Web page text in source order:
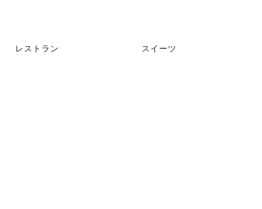
レストラン スイーツ